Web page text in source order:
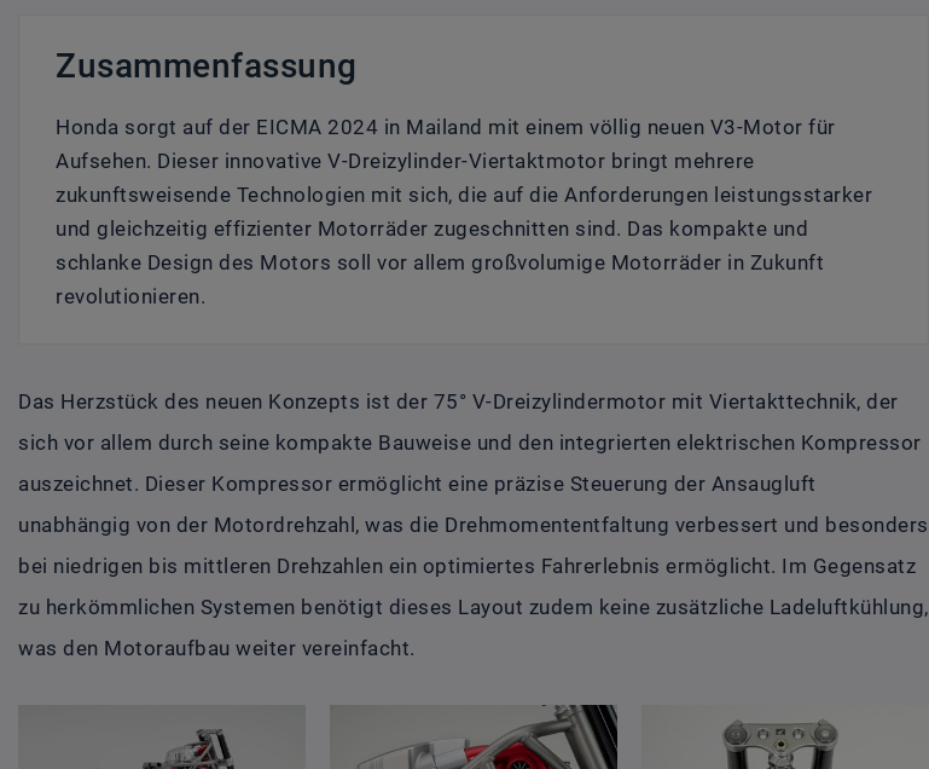
Zusammenfassung
Honda sorgt auf der EICMA 2024 in Mailand mit einem völlig neuen V3-Motor für
Aufsehen. Dieser innovative V-Dreizylinder-Viertaktmotor bringt mehrere
zukunftsweisende Technologien mit sich, die auf die Anforderungen leistungsstarker
und gleichzeitig effizienter Motorräder zugeschnitten sind. Das kompakte und
schlanke Design des Motors soll vor allem großvolumige Motorräder in Zukunft
revolutionieren.
Das Herzstück des neuen Konzepts ist der 75° V-Dreizylindermotor mit Viertakttechnik, der
sich vor allem durch seine kompakte Bauweise und den integrierten elektrischen Kompressor
auszeichnet. Dieser Kompressor ermöglicht eine präzise Steuerung der Ansaugluft
unabhängig von der Motordrehzahl, was die Drehmomententfaltung verbessert und besonders
bei niedrigen bis mittleren Drehzahlen ein optimiertes Fahrerlebnis ermöglicht. Im Gegensatz
zu herkömmlichen Systemen benötigt dieses Layout zudem keine zusätzliche Ladeluftkühlung,
was den Motoraufbau weiter vereinfacht.